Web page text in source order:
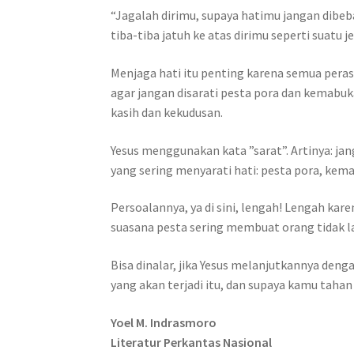
“Jagalah dirimu, supaya hatimu jangan
tiba-tiba jatuh ke atas dirimu seperti suatu
Menjaga hati itu penting karena semua
agar jangan disarati pesta pora dan
kasih dan kekudusan.
Yesus menggunakan kata ”sarat”. Artinya:
yang sering menyarati hati: pesta pora,
Persoalannya, ya di sini, lengah! Lengah
suasana pesta sering membuat orang tidak
Bisa dinalar, jika Yesus melanjutkannya
yang akan terjadi itu, dan supaya kamu
Yoel M. Indrasmoro
Literatur Perkantas Nasional